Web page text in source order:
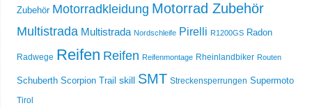
Zubehör Motorradkleidung Motorrad Zubehör
Multistrada Multistrada Nordschleife Pirelli R1200GS Radon
Radwege Reifen Reifen Reifenmontage Rheinlandbiker Routen
Schuberth Scorpion Trail skill SMT Streckensperrungen Supermoto
Tirol